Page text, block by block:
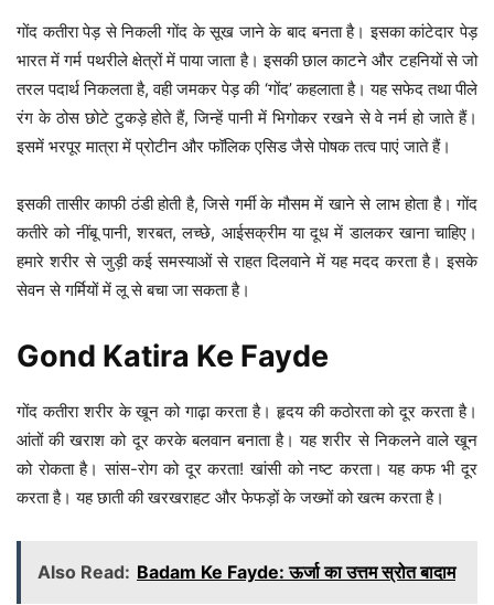
गोंद कतीरा पेड़ से निकली गोंद के सूख जाने के बाद बनता है। इसका कांटेदार पेड़
भारत में गर्म पथरीले क्षेत्रों में पाया जाता है। इसकी छाल काटने और टहनियों से जो
तरल पदार्थ निकलता है, वही जमकर पेड़ की ‘गोंद’ कहलाता है। यह सफेद तथा पीले
रंग के ठोस छोटे टुकड़े होते हैं, जिन्हें पानी में भिगोकर रखने से वे नर्म हो जाते हैं।
इसमें भरपूर मात्रा में प्रोटीन और फॉलिक एसिड जैसे पोषक तत्व पाएं जाते हैं।
इसकी तासीर काफी ठंडी होती है, जिसे गर्मी के मौसम में खाने से लाभ होता है। गोंद
कतीरे को नींबू पानी, शरबत, लच्छे, आईसक्रीम या दूध में डालकर खाना चाहिए।
हमारे शरीर से जुड़ी कई समस्याओं से राहत दिलवाने में यह मदद करता है। इसके
सेवन से गर्मियों में लू से बचा जा सकता है।
Gond Katira Ke Fayde
गोंद कतीरा शरीर के खून को गाढ़ा करता है। हृदय की कठोरता को दूर करता है।
आंतों की खराश को दूर करके बलवान बनाता है। यह शरीर से निकलने वाले खून
को रोकता है। सांस-रोग को दूर करता! खांसी को नष्ट करता। यह कफ भी दूर
करता है। यह छाती की खरखराहट और फेफड़ों के जख्मों को खत्म करता है।
Also Read: Badam Ke Fayde: ऊर्जा का उत्तम स्रोत बादाम